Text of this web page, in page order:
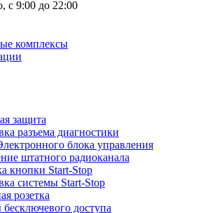
с 9:00 до 22:00
комплексы
защита
разъема диагностики
блока управления
штатного радиоканала
кнопки Start-Stop
системы Start-Stop
розетка
доступа